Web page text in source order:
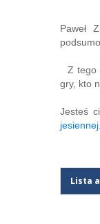
Paweł
Z tego
gry, kto
Jesteś
Lista